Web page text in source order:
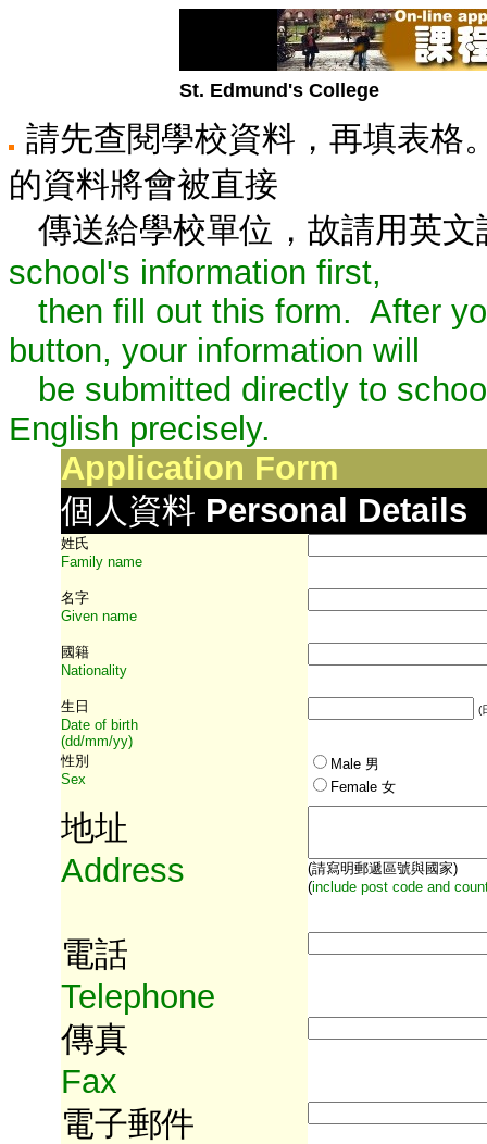
St. Edmund's College
請先查閱學校資料，再填表格
的資料將會被直接
傳送給學校單位，故請用英文
school's information first,
then fill out this form. After
button, your information will
be submitted directly to
English precisely.
Application Form
個人資料 Personal Details
姓氏
Family name
名字
Given name
國籍
Nationality
生日
Date of birth
(dd/mm/yy)
(
性別
Sex
Male 男
Female 女
地址
Address
(請寫明郵遞區號與國家)
(include post code and
電話
Telephone
傳真
Fax
電子郵件